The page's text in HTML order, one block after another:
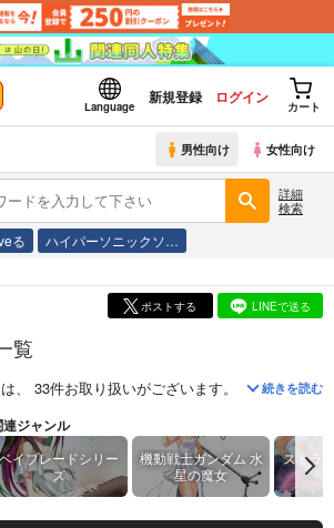
Language
新規登録 ログイン
カート
男性向け 女性向け
詳細
検索
る ハイパーソニックソ…
ポストする LINEで送る
覧
は、 33件お取り扱いがございます。 「キミの資格
続きを読む
連ジャンル
ベイブレードシリー
ズ
機動戦士ガンダム 水
星の魔女
ストラ